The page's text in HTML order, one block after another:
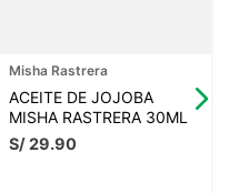
Misha Rastrera
ACEITE DE JOJOBA
MISHA RASTRERA 30ML
S/29.90